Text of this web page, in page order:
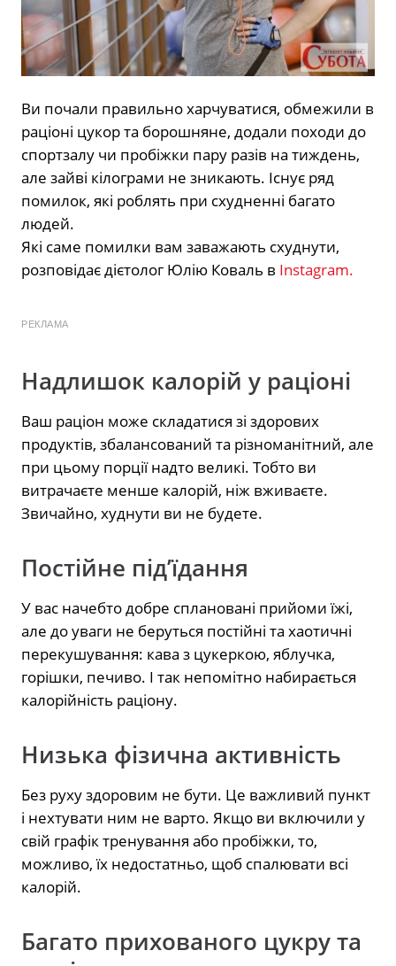
Ви почали правильно харчуватися, обмежили в
раціоні цукор та борошняне, додали походи до
спортзалу чи пробіжки пару разів на тиждень,
але зайві кілограми не зникають. Існує ряд
помилок, які роблять при схудненні багато
людей.
Які саме помилки вам заважають схуднути,
розповідає дієтолог Юлію Коваль в Instagram.
РЕКЛАМА
Надлишок калорій у раціоні
Ваш раціон може складатися зі здорових
продуктів, збалансований та різноманітний, але
при цьому порції надто великі. Тобто ви
витрачаєте менше калорій, ніж вживаєте.
Звичайно, худнути ви не будете.
Постійне під’їдання
У вас начебто добре сплановані прийоми їжі,
але до уваги не беруться постійні та хаотичні
перекушування: кава з цукеркою, яблучка,
горішки, печиво. І так непомітно набирається
калорійність раціону.
Низька фізична активність
Без руху здоровим не бути. Це важливий пункт
і нехтувати ним не варто. Якщо ви включили у
свій графік тренування або пробіжки, то,
можливо, їх недостатньо, щоб спалювати всі
калорій.
Багато прихованого цукру та